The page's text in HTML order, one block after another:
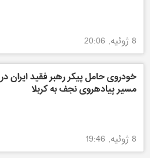
8 ژوئیه, 20:06
خودروی حامل پیکر رهبر فقید ایران در
مسیر پیادهروی نجف به کربلا
8 ژوئیه, 19:46